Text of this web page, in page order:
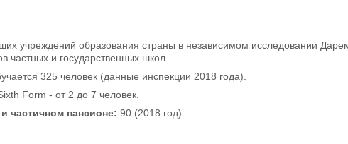
учреждений образования страны в независимом исследовании
частных и государственных школ.
325 человек (данные инспекции 2018 года).
Form - от 2 до 7 человек.
частичном пансионе: 90 (2018 год).